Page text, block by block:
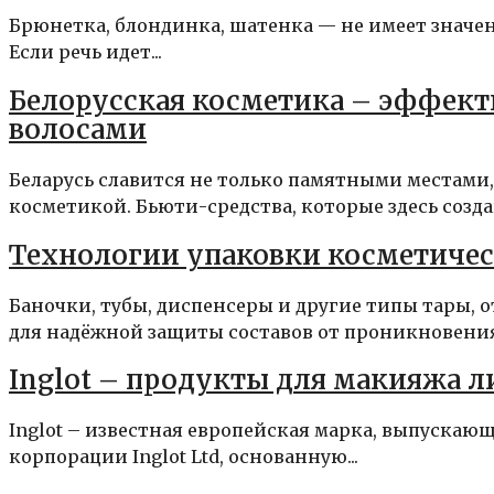
Брюнетка, блондинка, шатенка — не имеет
Если речь идет...
Белорусская косметика –
волосами
Беларусь славится не только памятными
косметикой. Бьюти-средства, которые здесь
Технологии упаковки
Баночки, тубы, диспенсеры и другие типы тары,
для надёжной защиты составов от
Inglot – продукты для макияжа
Inglot – известная европейская марка,
корпорации Inglot Ltd, основанную...